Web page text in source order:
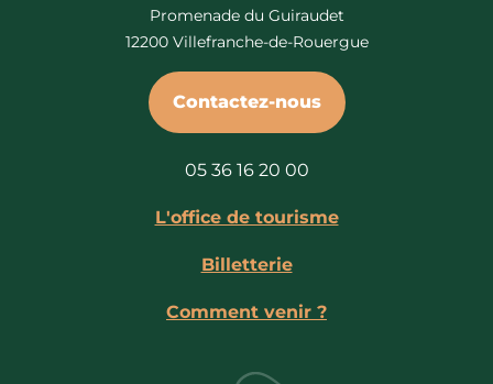
Promenade du Guiraudet
12200 Villefranche-de-Rouergue
Contactez-nous
05 36 16 20 00
L'office de tourisme
Billetterie
Comment venir ?